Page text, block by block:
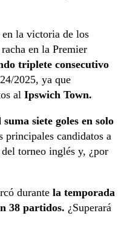
la victoria de los
en la Premier
triplete consecutivo
2025, ya que
al Ipswich Town.
siete goles en solo
principales candidatos a
torneo inglés y, ¿por
durante la temporada
38 partidos. ¿Superará